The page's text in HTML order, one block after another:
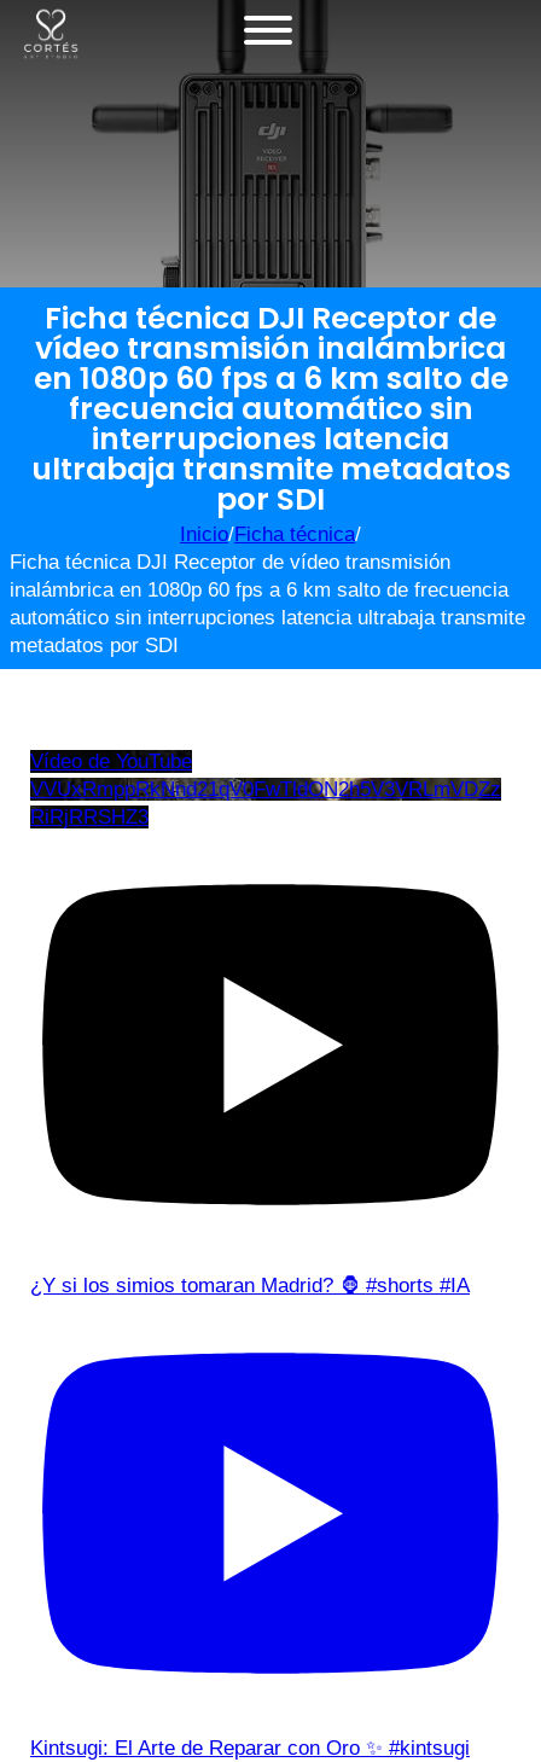
Ficha técnica DJI Receptor de
vídeo transmisión inalámbrica
en 1080p 60 fps a 6 km salto de
frecuencia automático sin
interrupciones latencia
ultrabaja transmite metadatos
por SDI
Inicio/Ficha técnica/
Ficha técnica DJI Receptor de vídeo transmisión
inalámbrica en 1080p 60 fps a 6 km salto de frecuencia
automático sin interrupciones latencia ultrabaja transmite
metadatos por SDI
Vídeo de YouTube
VVUxRmppRkNnd21qV0FwTldON2h5V3VRLmVDZz
RiRjRRSHZ3
¿Y si los simios tomaran Madrid? 🦍 #shorts #IA
Kintsugi: El Arte de Reparar con Oro ✨ #kintsugi